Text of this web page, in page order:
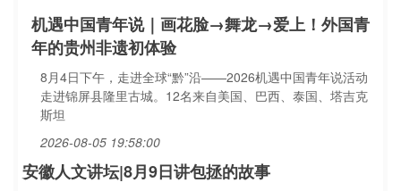
机遇中国青年说｜画花脸→舞龙→爱上！外国青
年的贵州非遗初体验
8月4日下午，走进全球“黔”沿——2026机遇中国青年说活动
走进锦屏县隆里古城。12名来自美国、巴西、泰国、塔吉克
斯坦
2026-08-05 19:58:00
安徽人文讲坛|8月9日讲包拯的故事